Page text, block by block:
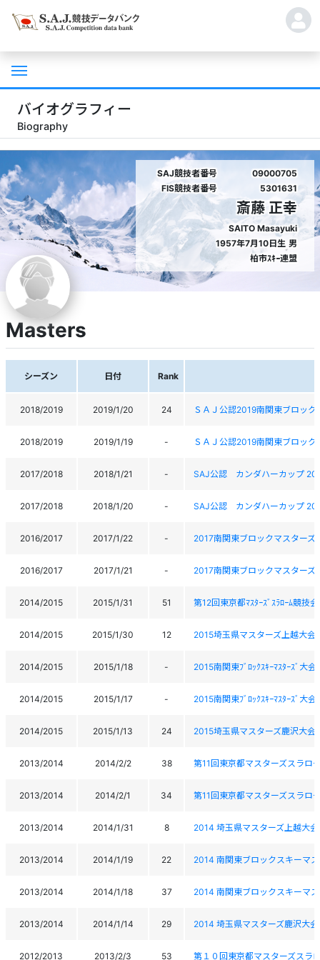
バイオグラフィー
Biography
SAJ競技者番号
09000705
FIS競技者番号
5301631
斎藤 正幸
SAITO Masayuki
1957年7月10日生 男
柏市ｽｷｰ連盟
Masters
シーズン 日付 Rank
2018/2019 2019/1/20 24 ＳＡＪ公認2019南関東ブロッ
2018/2019 2019/1/19 - ＳＡＪ公認2019南関東ブロッ
2017/2018 2018/1/21 - SAJ公認 カンダハーカップ
2017/2018 2018/1/20 - SAJ公認 カンダハーカップ
2016/2017 2017/1/22 - 2017南関東ブロックマスターズ
2016/2017 2017/1/21 - 2017南関東ブロックマスターズ
2014/2015 2015/1/31 51 第12回東京都ﾏｽﾀｰｽﾞｽﾗﾛｰﾑ競技会
2014/2015 2015/1/30 12 2015埼玉県マスターズ上越大会
2014/2015 2015/1/18 - 2015南関東ﾌﾞﾛｯｸｽｷｰﾏｽﾀｰｽﾞ大会
2014/2015 2015/1/17 - 2015南関東ﾌﾞﾛｯｸｽｷｰﾏｽﾀｰｽﾞ大会
2014/2015 2015/1/13 24 2015埼玉県マスターズ鹿沢大会
2013/2014 2014/2/2 38 第11回東京都マスターズスラロ
2013/2014 2014/2/1 34 第11回東京都マスターズスラロ
2013/2014 2014/1/31 8 2014 埼玉県マスターズ上越大会
2013/2014 2014/1/19 22 2014 南関東ブロックスキーマ
2013/2014 2014/1/18 37 2014 南関東ブロックスキーマ
2013/2014 2014/1/14 29 2014 埼玉県マスターズ鹿沢大会
2012/2013 2013/2/3 53 第１０回東京都マスターズスラ